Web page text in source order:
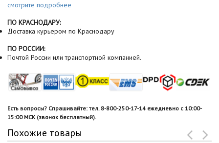
смотрите подробнее
ПО КРАСНОДАРУ:
Доставка курьером по Краснодару
ПО РОССИИ:
Почтой России или транспортной компанией.
Есть вопросы? Спрашивайте: тел. 8-800-250-17-14 ежедневно с 10:00-
15:00 МСК (звонок бесплатный).
Похожие товары